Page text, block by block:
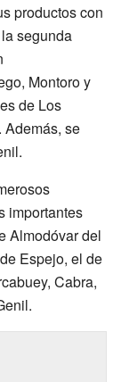
productos con
segunda
Montoro y
de Los
Además, se
importantes
Almodóvar del
Espejo, el de
Cabra,